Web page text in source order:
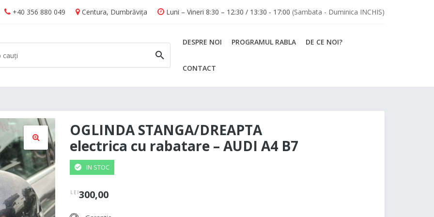
+40 356 880 049 Centura, Dumbrăvița Luni – Vineri 8:30 – 12:30 / 13:30 - 17:00 (Sambata - Duminica INCHIS)
CAUTĂ
DESPRE NOI PROGRAMUL RABLA DE CE NOI?
CONTACT
🔍
OGLINDA STANGA/DREAPTA
electrica cu rabatare – AUDI A4 B7
IN STOC
LEI300,00